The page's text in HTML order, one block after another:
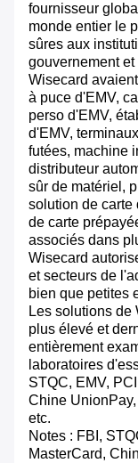
fournisseur
monde entier le
sûres aux
gouvernement
Wisecard
à puce d'EMV,
perso d'EMV,
d'EMV,
futées, machine
distributeur
sûr de matériel,
solution de carte
de carte
associés dans
Wisecard
et secteurs de
bien que petites
Les solutions de
plus élevé et
entièrement
laboratoires
STQC, EMV,
Chine
etc.
Notes : FBI,
MasterCard,